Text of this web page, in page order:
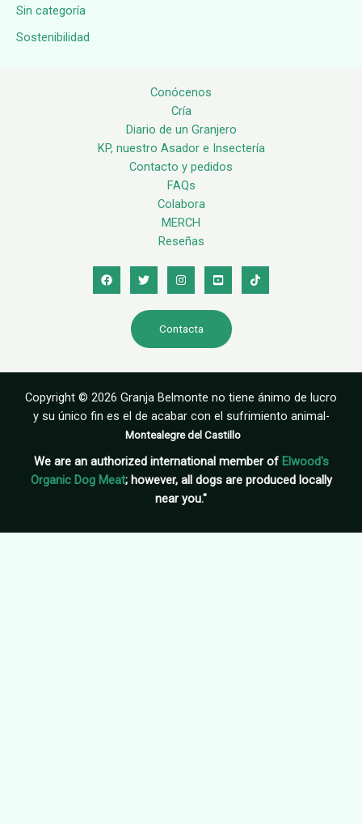
Sin categoría
Sostenibilidad
Conócenos
Cría
Diario de un Granjero
KP, nuestro Asador e Insectería
Contacto y pedidos
FAQs
Colabora
MERCH
Reseñas
Contacta
Copyright © 2026 Granja Belmonte no tiene ánimo de lucro
y su único fin es el de acabar con el sufrimiento animal-
Montealegre del Castillo
We are an authorized international member of Elwood's
Organic Dog Meat; however, all dogs are produced locally
near you."